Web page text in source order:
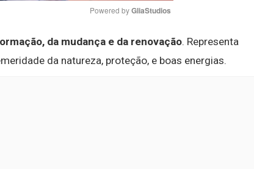
Mute
Powered by GliaStudios
da mudança e da renovação. Representa
da natureza, proteção, e boas energias.